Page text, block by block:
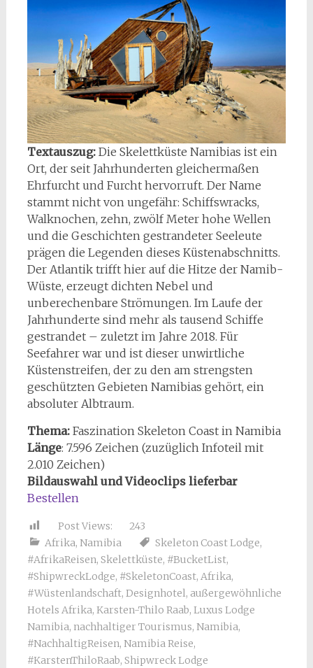
Textauszug: Die Skelettküste Namibias ist ein
Ort, der seit Jahrhunderten gleichermaßen
Ehrfurcht und Furcht hervorruft. Der Name
stammt nicht von ungefähr: Schiffswracks,
Walknochen, zehn, zwölf Meter hohe Wellen
und die Geschichten gestrandeter Seeleute
prägen die Legenden dieses Küstenabschnitts.
Der Atlantik trifft hier auf die Hitze der Namib-
Wüste, erzeugt dichten Nebel und
unberechenbare Strömungen. Im Laufe der
Jahrhunderte sind mehr als tausend Schiffe
gestrandet – zuletzt im Jahre 2018. Für
Seefahrer war und ist dieser unwirtliche
Küstenstreifen, der zu den am strengsten
geschützten Gebieten Namibias gehört, ein
absoluter Albtraum.
Thema: Faszination Skeleton Coast in Namibia
Länge: 7.596 Zeichen (zuzüglich Infoteil mit
2.010 Zeichen)
Bildauswahl und Videoclips lieferbar
Bestellen
Post Views:
243
Afrika, Namibia Skeleton Coast Lodge,
#AfrikaReisen, Skelettküste, #BucketList,
#ShipwreckLodge, #SkeletonCoast, Afrika,
#Wüstenlandschaft, Designhotel, außergewöhnliche
Hotels Afrika, Karsten-Thilo Raab, Luxus Lodge
Namibia, nachhaltiger Tourismus, Namibia,
#NachhaltigReisen, Namibia Reise,
#KarstenThiloRaab, Shipwreck Lodge